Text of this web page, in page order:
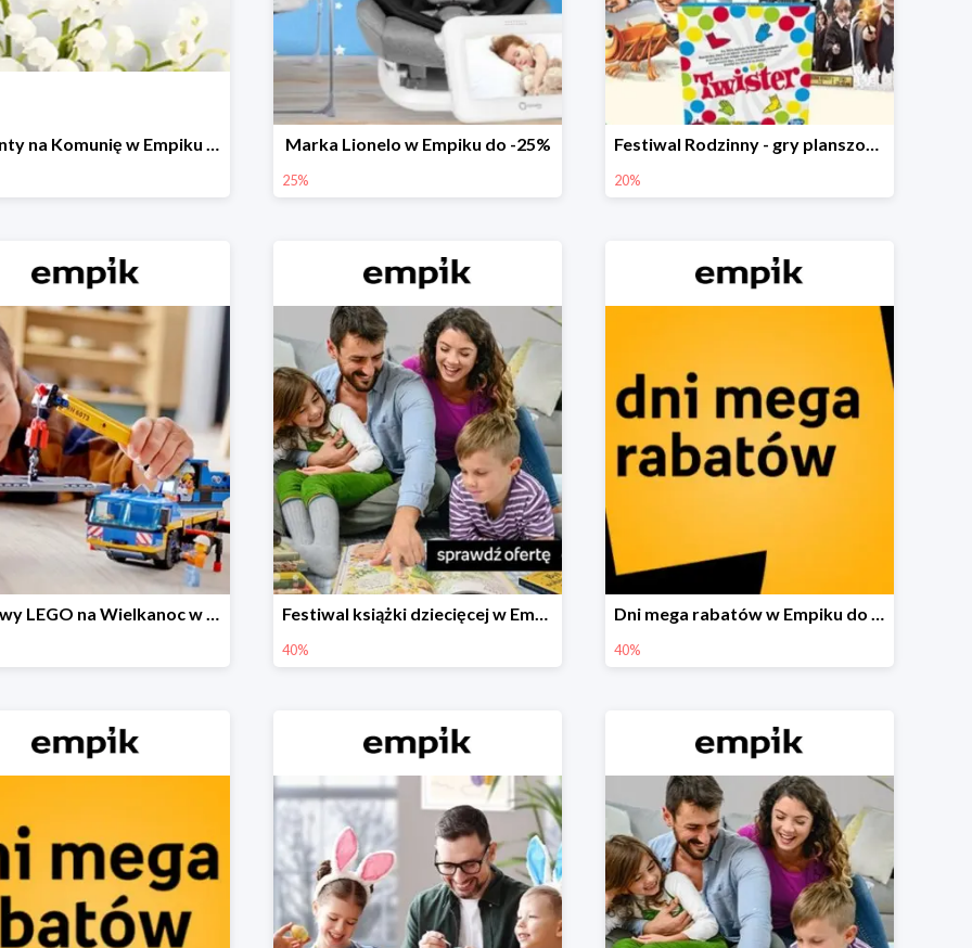
Prezenty na Komunię w Empiku do -50% Marka Lionelo w Empiku do -25%
25%
Festiwal Rodzinny - gry planszowe w Empiku do -20%
20%
Zestawy LEGO na Wielkanoc w Empiku do -30% Festiwal książki dziecięcej w Empiku do -40%
40%
Dni mega rabatów w Empiku do -40%
40%